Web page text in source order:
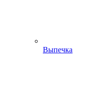
Выпечка